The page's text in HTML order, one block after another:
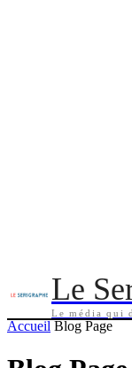
Le
Le média qui
Accueil Blog Page